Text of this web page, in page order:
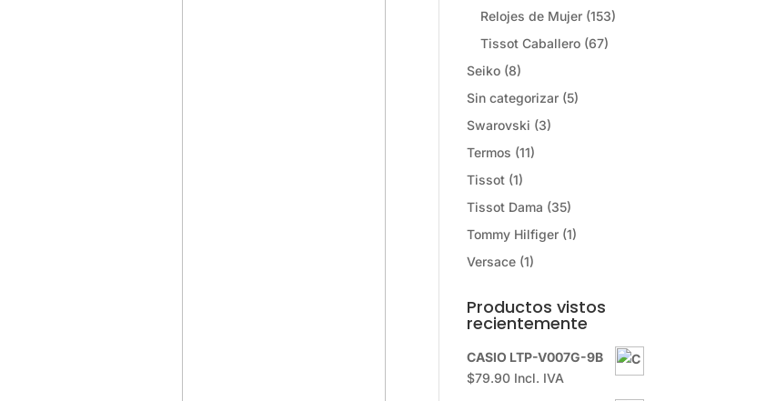
Relojes de Mujer (153)
Tissot Caballero (67)
Seiko (8)
Sin categorizar (5)
Swarovski (3)
Termos (11)
Tissot (1)
Tissot Dama (35)
Tommy Hilfiger (1)
Versace (1)
Productos vistos
recientemente
CASIO LTP-V007G-9B
$79.90 Incl. IVA